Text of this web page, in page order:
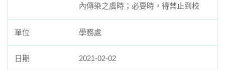
內傳染之虞時；必要時，得禁止到校
學務處
2021-02-02